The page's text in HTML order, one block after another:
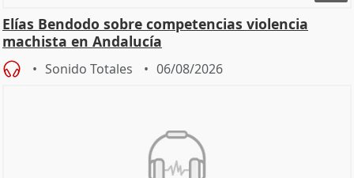
Elías Bendodo sobre competencias violencia
machista en Andalucía
Sonido Totales 06/08/2026